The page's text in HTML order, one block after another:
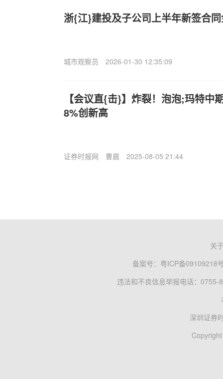
浙{江}建投及子公司上半年新签合
城市观察员 2026-01-30 12:35:09
【会议直{击}】炸裂！泡泡;玛特中
8%创新高
证券时报网 曹晨 2025-08-05 21:44
关
备案号： 粤ICP备09109218
违法和不良信息举报电话：0755-
深圳证券